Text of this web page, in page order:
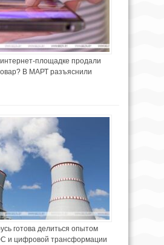
площадке продали
В МАРТ разъяснили
готова делиться опытом
и цифровой трансформации